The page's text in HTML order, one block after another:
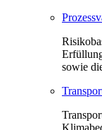
sowie